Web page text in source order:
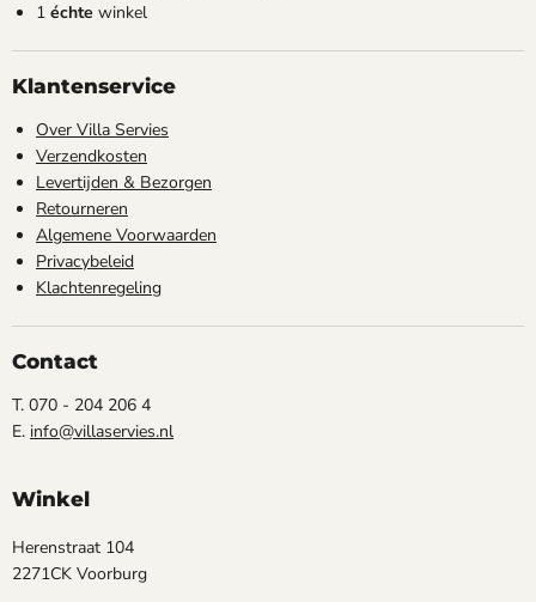
1 échte winkel
Klantenservice
Over Villa Servies
Verzendkosten
Levertijden & Bezorgen
Retourneren
Algemene Voorwaarden
Privacybeleid
Klachtenregeling
Contact
T. 070 - 204 206 4
E. info@villaservies.nl
Winkel
Herenstraat 104
2271CK Voorburg